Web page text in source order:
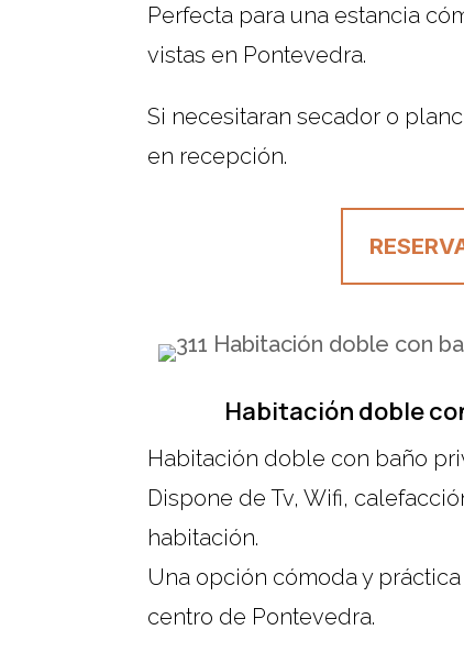
Perfecta para una estancia
vistas en Pontevedra.
Si necesitaran secador o
en recepción.
Habitación doble
Habitación doble con baño
Dispone de Tv, Wifi,
habitación.
Una opción cómoda y
centro de Pontevedra.